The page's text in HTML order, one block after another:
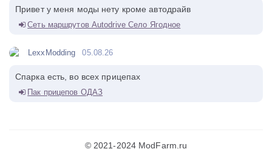
Привет у меня моды нету кроме автодрайв
Сеть маршрутов Autodrive Село Ягодное
LexxModding 05.08.26
Спарка есть, во всех прицепах
Пак прицепов ОДАЗ
© 2021-2024 ModFarm.ru